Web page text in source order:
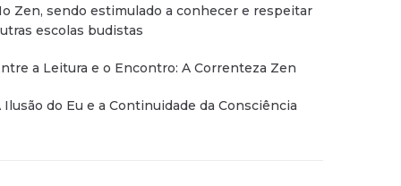
Zen, sendo estimulado a conhecer e respeitar
escolas budistas
a Leitura e o Encontro: A Correnteza Zen
Ilusão do Eu e a Continuidade da Consciência